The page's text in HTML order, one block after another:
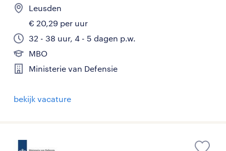
Leusden
€ 20,29 per uur
32 - 38 uur, 4 - 5 dagen p.w.
MBO
Ministerie van Defensie
bekijk vacature